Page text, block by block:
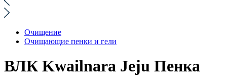
Очищение
Очищающие пенки и гели
ВЛК Kwailnara Jeju Пенка